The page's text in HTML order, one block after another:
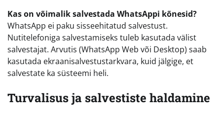
Kas on võimalik salvestada WhatsAppi kõnesid?
WhatsApp ei paku sisseehitatud salvestust.
Nutitelefoniga salvestamiseks tuleb kasutada välist
salvestajat. Arvutis (WhatsApp Web või Desktop) saab
kasutada ekraanisalvestustarkvara, kuid jälgige, et
salvestate ka süsteemi heli.
Turvalisus ja salvestiste haldamine